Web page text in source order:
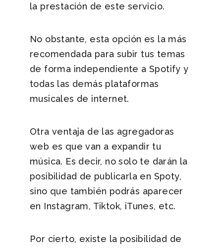
la prestación de este servicio.
No obstante, esta opción es la más
recomendada para subir tus temas
de forma independiente a Spotify y
todas las demás plataformas
musicales de internet.
Otra ventaja de las agregadoras
web es que van a expandir tu
música. Es decir, no solo te darán la
posibilidad de publicarla en Spoty,
sino que también podrás aparecer
en Instagram, Tiktok, iTunes, etc.
Por cierto, existe la posibilidad de